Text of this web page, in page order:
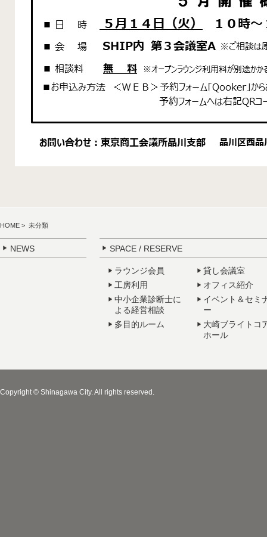
HOME > 未分類
NEWS SPACE / RESERVE
ラウンジ会員
工房利用
中小企業診断士に
よる経営相談
多目的ルーム
貸し会議室
オフィス紹介
イベント＆セミ
ー
大崎ブライトコ
ホール
Copyright © Shinagawa City. All rights reserved.